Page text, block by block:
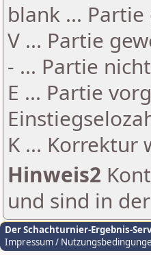
blank ...
V ... Partie
- ... Partie
E ... Partie
K ... Korrektur
Hinweis2
und sind in
Der Schachturnier-Ergebnis-
Impressum /